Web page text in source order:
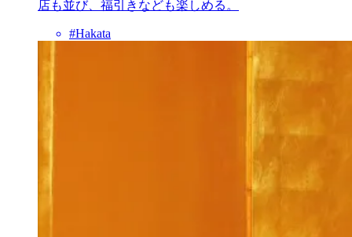
店も並び、福引きなども楽しめる。
#Hakata